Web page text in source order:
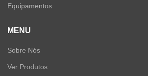
Equipamentos
MENU
Sobre Nós
Ver Produtos